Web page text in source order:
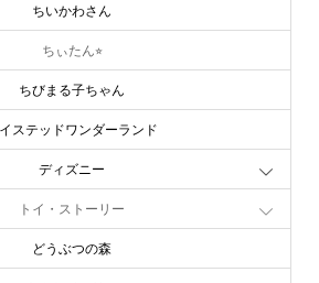
ちいかわさん
ちぃたん⭐︎
ちびまる子ちゃん
ステッドワンダーランド
ディズニー
トイ・ストーリー
どうぶつの森